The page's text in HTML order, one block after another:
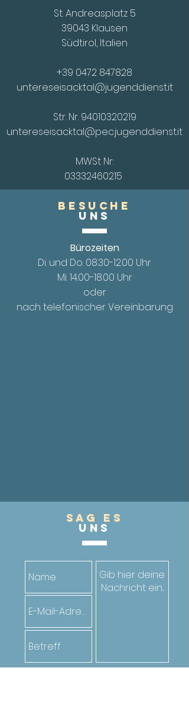
St. Andreasplatz 5
39043 Klausen
Südtirol, Italien
+39 0472 847828
untereseisacktal@jugenddienst.it
Str. Nr. 94010320219
untereseisacktal@pec.jugenddienst.it
MWSt Nr:
03332460215
Besuche
UnS
Bürozeiten
Di. und Do. 08.30-12.00 Uhr
Mi. 14.00-18.00 Uhr
oder
nach telefonischer Vereinbarung
Sag es
UnS